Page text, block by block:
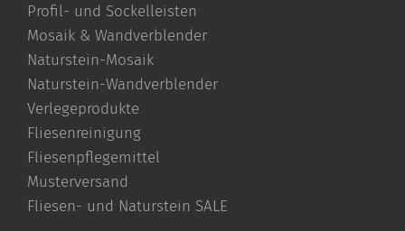
Profil- und Sockelleisten
Mosaik & Wandverblender
Naturstein-Mosaik
Naturstein-Wandverblender
Verlegeprodukte
Fliesenreinigung
Fliesenpflegemittel
Musterversand
Fliesen- und Naturstein SALE